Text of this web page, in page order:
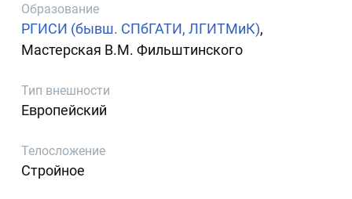
Образование
РГИСИ (бывш. СПбГАТИ, ЛГИТМиК),
Мастерская В.М. Фильштинского
Тип внешности
Европейский
Телосложение
Стройное